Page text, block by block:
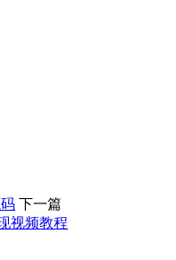
下一篇
视频教程